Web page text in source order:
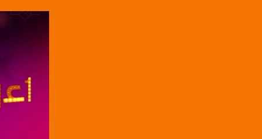
بريد الكتروني:
فيسبوك:
musawachannel